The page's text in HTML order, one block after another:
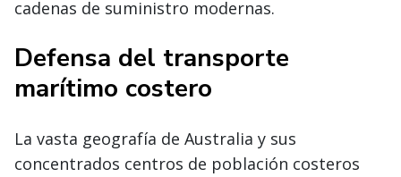
cadenas de suministro modernas.
Defensa del transporte
marítimo costero
La vasta geografía de Australia y sus
concentrados centros de población costeros